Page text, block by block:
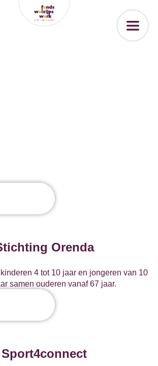
Orenda
4 tot 10 jaar en jongeren van 10
samen ouderen vanaf 67 jaar.
Sport4connect